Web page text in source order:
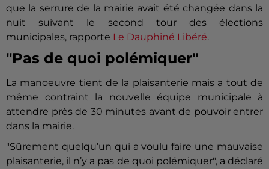
que la serrure de la mairie avait été changée dans la
nuit suivant le second tour des élections
municipales, rapporte Le Dauphiné Libéré.
"Pas de quoi polémiquer"
La manoeuvre tient de la plaisanterie mais a tout de
même contraint la nouvelle équipe municipale à
attendre près de 30 minutes avant de pouvoir entrer
dans la mairie.
"Sûrement quelqu’un qui a voulu faire une mauvaise
plaisanterie, il n’y a pas de quoi polémiquer", a déclaré